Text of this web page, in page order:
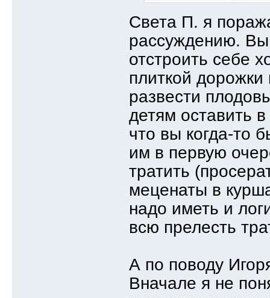
Света П. я
рассуждению. Вы
отстроить себе
плиткой
развести
детям оставить
что вы когда-то
им в первую
тратить
меценаты в
надо иметь и
всю прелесть
А по поводу
Вначале я не